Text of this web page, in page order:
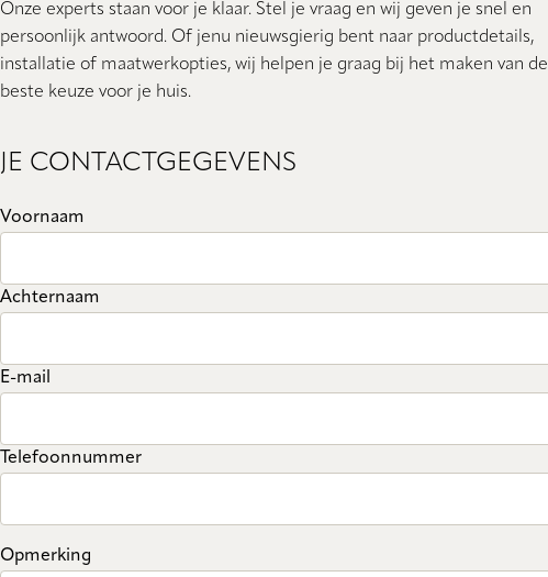
Onze experts staan ​​voor je klaar. Stel je vraag en wij geven je snel en
persoonlijk antwoord. Of jenu nieuwsgierig bent naar productdetails,
installatie of maatwerkopties, wij helpen je graag bij het maken van de
beste keuze voor je huis.
JE CONTACTGEGEVENS
Voornaam
Achternaam
E-mail
Telefoonnummer
Opmerking